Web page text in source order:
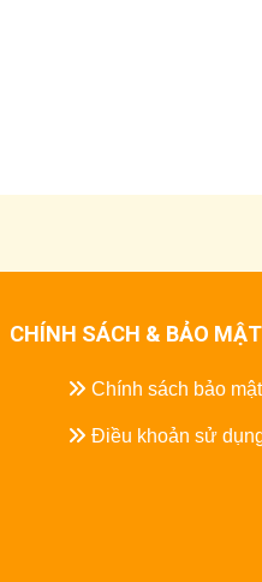
CHÍNH SÁCH & BẢO MẬT
Chính sách bảo mật
Điều khoản sử